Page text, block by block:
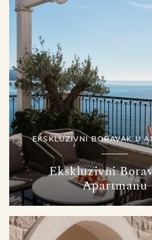
EKSKLUZIVNI BORAVAK U
Ekskluzivni
Apartmanu